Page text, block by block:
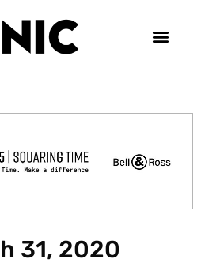
31, 2020